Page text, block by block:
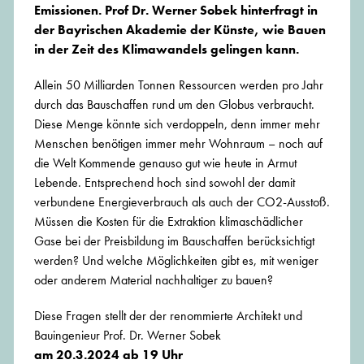
Emissionen. Prof Dr. Werner Sobek hinterfragt in
der Bayrischen Akademie der Künste, wie Bauen
in der Zeit des Klimawandels gelingen kann.
Allein 50 Milliarden Tonnen Ressourcen werden pro Jahr
durch das Bauschaffen rund um den Globus verbraucht.
Diese Menge könnte sich verdoppeln, denn immer mehr
Menschen benötigen immer mehr Wohnraum – noch auf
die Welt Kommende genauso gut wie heute in Armut
Lebende. Entsprechend hoch sind sowohl der damit
verbundene Energieverbrauch als auch der CO2-Ausstoß.
Müssen die Kosten für die Extraktion klimaschädlicher
Gase bei der Preisbildung im Bauschaffen berücksichtigt
werden? Und welche Möglichkeiten gibt es, mit weniger
oder anderem Material nachhaltiger zu bauen?
Diese Fragen stellt der der renommierte Architekt und
Bauingenieur Prof. Dr. Werner Sobek
am 20.3.2024 ab 19 Uhr